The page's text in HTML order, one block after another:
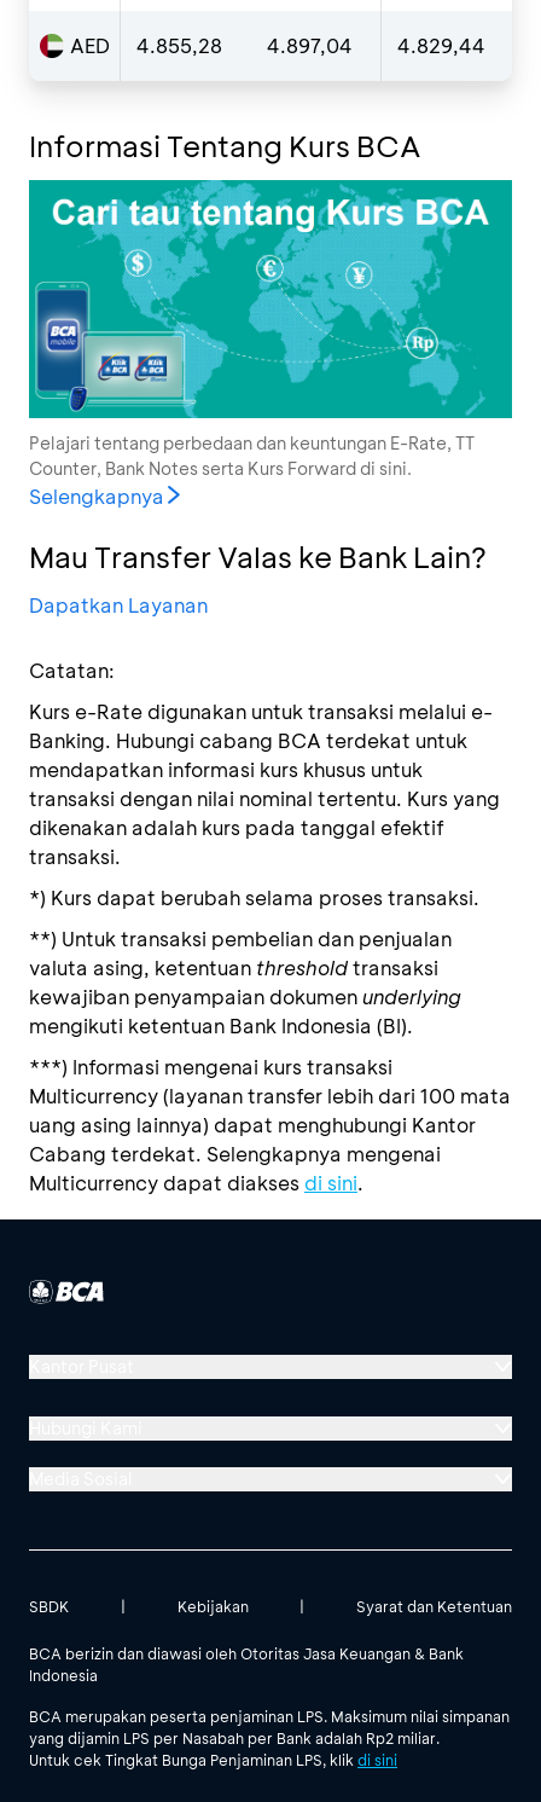
AED 4.855,28 4.897,04 4.829,44
Informasi Tentang Kurs BCA
Pelajari tentang perbedaan dan keuntungan E-Rate, TT
Counter, Bank Notes serta Kurs Forward di sini.
Selengkapnya
Mau Transfer Valas ke Bank Lain?
Dapatkan Layanan
Catatan:
Kurs e-Rate digunakan untuk transaksi melalui e-
Banking. Hubungi cabang BCA terdekat untuk
mendapatkan informasi kurs khusus untuk
transaksi dengan nilai nominal tertentu. Kurs yang
dikenakan adalah kurs pada tanggal efektif
transaksi.
*) Kurs dapat berubah selama proses transaksi.
**) Untuk transaksi pembelian dan penjualan
valuta asing, ketentuan thresholdtransaksi
kewajiban penyampaian dokumenunderlying
mengikuti ketentuan Bank Indonesia (BI).
***) Informasi mengenai kurs transaksi
Multicurrency (layanan transfer lebih dari 100 mata
uang asing lainnya) dapat menghubungi Kantor
Cabang terdekat. Selengkapnya mengenai
Multicurrency dapat diakses di sini.
Menara BCA, Grand Indonesia
halobca@bca.co.id
@goodlifebca @BankBCA
Lihat Semua Media Sosial
BCA berizin dan diawasi oleh Otoritas Jasa Keuangan & Bank
Indonesia
BCA merupakan peserta penjaminan LPS. Maksimum nilai simpanan
yang dijamin LPS per Nasabah per Bank adalah Rp2 miliar.
Untuk cek Tingkat Bunga Penjaminan LPS, klik di sini
SBDK | Kebijakan | Syarat dan Ketentuan